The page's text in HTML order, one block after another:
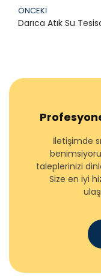
ÖNCEKI
İletişimde
taleplerinizi
Size en iyi